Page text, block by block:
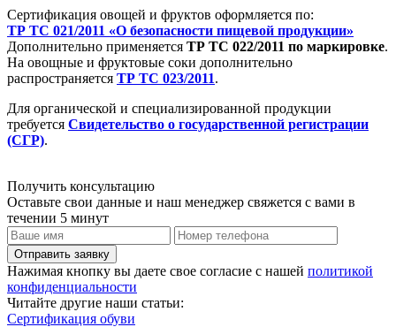
Сертификация овощей и фруктов оформляется по:
ТР ТС 021/2011 «О безопасности пищевой продукции»
Дополнительно применяется ТР ТС 022/2011 по маркировке.
На овощные и фруктовые соки дополнительно
распространяется ТР ТС 023/2011.
Для органической и специализированной продукции
требуется Свидетельство о государственной регистрации
(СГР).
Получить консультацию
Оставьте свои данные и наш менеджер свяжется с вами в
течении 5 минут
Отправить заявку
Нажимая кнопку вы даете свое согласие с нашей политикой
конфиденциальности
Читайте другие наши статьи:
Сертификация обуви